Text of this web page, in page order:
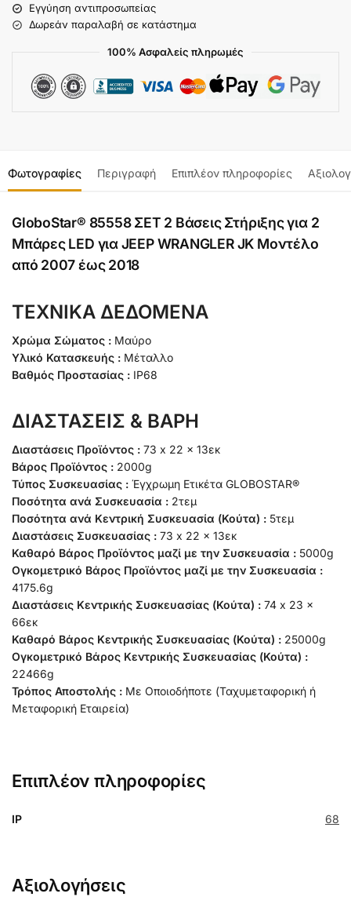
Εγγύηση αντιπροσωπείας
Δωρεάν παραλαβή σε κατάστημα
100% Ασφαλείς πληρωμές
Φωτογραφίες Περιγραφή Επιπλέον πληροφορίες
GloboStar® 85558 ΣΕΤ 2 Βάσεις Στήριξης για 2
Μπάρες LED για JEEP WRANGLER JK Μοντέλο
από 2007 έως 2018
ΤΕΧΝΙΚΑ ΔΕΔΟΜΕΝΑ
Χρώμα Σώματος : Μαύρο
Υλικό Κατασκευής : Μέταλλο
Βαθμός Προστασίας : IP68
ΔΙΑΣΤΑΣΕΙΣ & ΒΑΡΗ
Διαστάσεις Προϊόντος : 73 x 22 x 13εκ
Βάρος Προϊόντος : 2000g
Τύπος Συσκευασίας : Έγχρωμη Ετικέτα GLOBOSTAR®
Ποσότητα ανά Συσκευασία : 2τεμ
Ποσότητα ανά Κεντρική Συσκευασία (Κούτα) : 5τεμ
Διαστάσεις Συσκευασίας : 73 x 22 x 13εκ
Καθαρό Βάρος Προϊόντος μαζί με την Συσκευασία : 5000g
Ογκομετρικό Βάρος Προϊόντος μαζί με την Συσκευασία :
4175.6g
Διαστάσεις Κεντρικής Συσκευασίας (Κούτα) : 74 x 23 x
66εκ
Καθαρό Βάρος Κεντρικής Συσκευασίας (Κούτα) : 25000g
Ογκομετρικό Βάρος Κεντρικής Συσκευασίας (Κούτα) :
22466g
Τρόπος Αποστολής : Με Οποιοδήποτε (Ταχυμεταφορική ή
Μεταφορική Εταιρεία)
Επιπλέον πληροφορίες
IP 68
Αξιολογήσεις